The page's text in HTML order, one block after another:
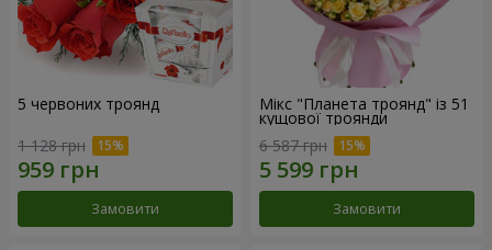
5 червоних троянд
1 128 грн
Замовити
Мікс "Планета троянд" із 51
кущової троянди
6 587 грн
Замовити